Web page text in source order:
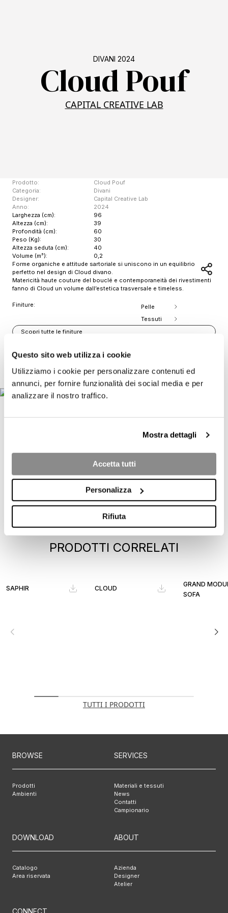
Questo sito web utilizza i cookie
Utilizziamo i cookie per personalizzare contenuti ed
annunci, per fornire funzionalità dei social media e per
analizzare il nostro traffico.
Mostra dettagli
Accetta tutti
Personalizza
Rifiuta
DIVANI 2024
Cloud Pouf
CAPITAL CREATIVE LAB
Prodotto:
Categoria:
Designer:
Anno:
Cloud Pouf
Divani
Capital Creative Lab
2024
Larghezza (cm):
Altezza (cm):
Profondità (cm):
Peso (Kg):
Altezza seduta (cm):
Volume (m³):
96
39
60
30
40
0,2
Item
1
of
Forme organiche e attitude sartoriale si uniscono in un equilibrio
perfetto nel design di Cloud divano.
Matericità haute couture del bouclé e contemporaneità dei rivestimenti
fanno di Cloud un volume dall’estetica trasversale e timeless.
Finiture:
Pelle
Tessuti
Scopri tutte le finiture
Stampa scheda prodotto
PRODOTTI CORRELATI
SAPHIR CLOUD
GRAND
SOFA
TUTTI I PRODOTTI
BROWSE
Prodotti
Ambienti
SERVICES
Materiali e tessuti
News
Contatti
Campionario
DOWNLOAD
Catalogo
Area riservata
ABOUT
Azienda
Designer
Atelier
CONNECT